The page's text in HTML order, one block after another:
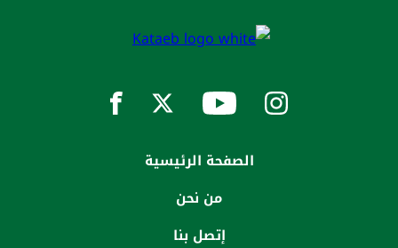
الصفحة الرئيسية
من نحن
إتصل بنا